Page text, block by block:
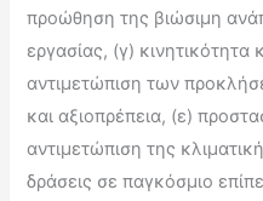
προώθηση της βιώσιμη
εργασίας, (γ) κινητικότητα
αντιμετώπιση των
και αξιοπρέπεια, (ε)
αντιμετώπιση της
δράσεις σε παγκόσμιο